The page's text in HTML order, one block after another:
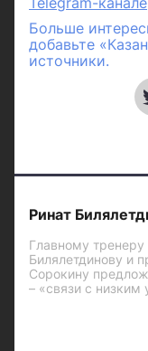
Больше
добавьте
источники.
Ринат
Главному тренеру
Билялетдинову и
Сорокину
– «связи с